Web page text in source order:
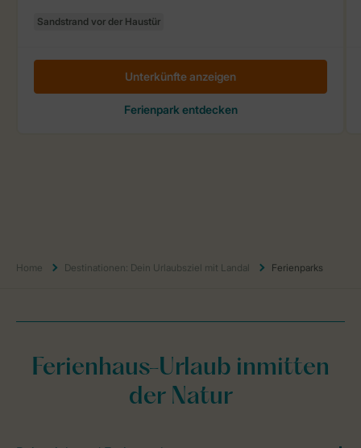
Home Destinationen: Dein Urlaubsziel mit Landal Ferienparks
Ferienhaus-Urlaub inmitten
der Natur